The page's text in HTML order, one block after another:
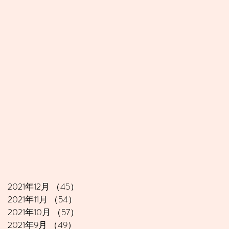
2021年12月 （45）
2021年11月
（54）
2021年10月
（57）
2021年9月
（49）